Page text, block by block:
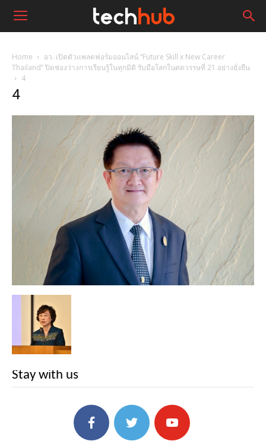
Home
อว. เปิดตัวแพลตฟอร์มออนไลน์ “Future Skill x New Career
Thailand” ปิดช่องว่างการเรียนรู้ในทุกมิติ รับมือโลกในศตวรรษที่ 21 อย่างยั่งยืน
4
4
Stay with us